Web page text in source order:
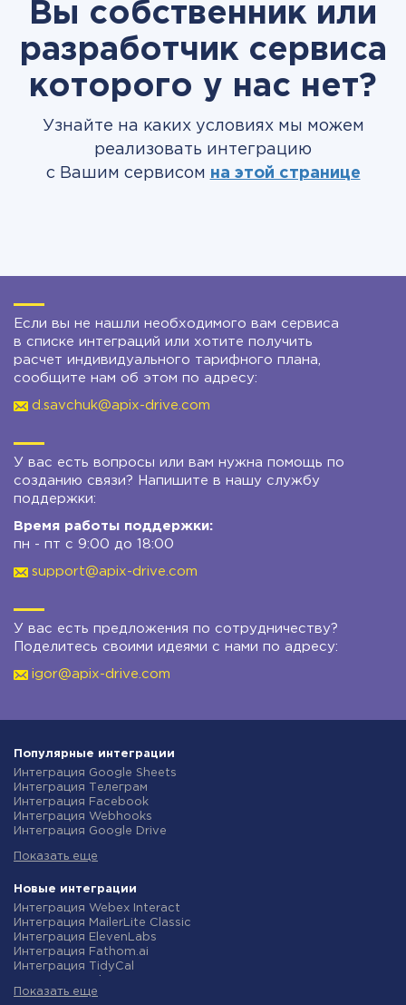
Вы собственник или
разработчик сервиса
которого у нас нет?
Узнайте на каких условиях мы можем
реализовать интеграцию
с Вашим сервисом на этой странице
Если вы не нашли необходимого вам сервиса
в списке интеграций или хотите получить
расчет индивидуального тарифного плана,
сообщите нам об этом по адресу:
d.savchuk@apix-drive.com
У вас есть вопросы или вам нужна помощь по
созданию связи? Напишите в нашу службу
поддержки:
Время работы поддержки:
пн - пт с 9:00 до 18:00
support@apix-drive.com
У вас есть предложения по сотрудничеству?
Поделитесь своими идеями с нами по адресу:
igor@apix-drive.com
Популярные интеграции
Интеграция Google Sheets
Интеграция Телеграм
Интеграция Facebook
Интеграция Webhooks
Интеграция Google Drive
Интеграция Gmail
Интеграция Новая Почта
Интеграция Binotel
Интеграция OpenAI (ChatGPT)
Интеграция Prom
Интеграция Приват24
Интеграция OLX
Интеграция TurboSMS
Интеграция SendPulse
Показать еще
Новые интеграции
Интеграция Webex Interact
Интеграция MailerLite Classic
Интеграция ElevenLabs
Интеграция Fathom.ai
Интеграция TidyCal
Интеграция Gist
Показать еще